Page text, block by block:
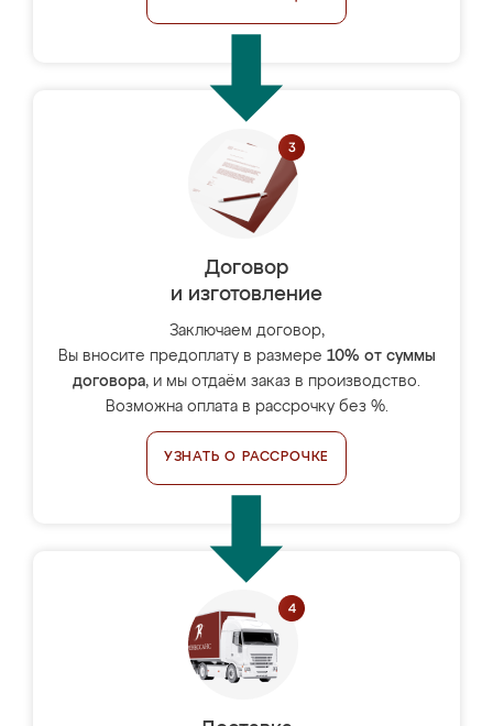
Договор
и изготовление
Заключаем договор,
Вы вносите предоплату в размере 10% от суммы
договора, и мы отдаём заказ в производство.
Возможна оплата в рассрочку без %.
УЗНАТЬ О РАССРОЧКЕ